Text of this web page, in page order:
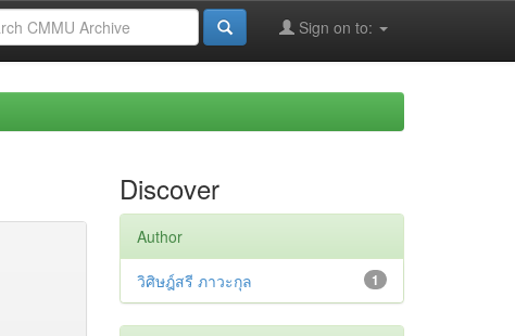
Sign on to:
Discover
Author
1
วิศิษฎ์สรี ภาวะกุล